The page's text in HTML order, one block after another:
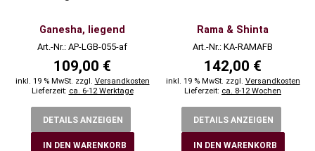
Ganesha, liegend
Art.-Nr.: AP-LGB-055-af
109,00 €
inkl. 19 % MwSt. zzgl. Versandkosten
Lieferzeit: ca. 6-12 Werktage
DETAILS ANZEIGEN
IN DEN WARENKORB
Rama & Shinta
Art.-Nr.: KA-RAMAFB
142,00 €
inkl. 19 % MwSt. zzgl. Versandkosten
Lieferzeit: ca. 8-12 Wochen
DETAILS ANZEIGEN
IN DEN WARENKORB